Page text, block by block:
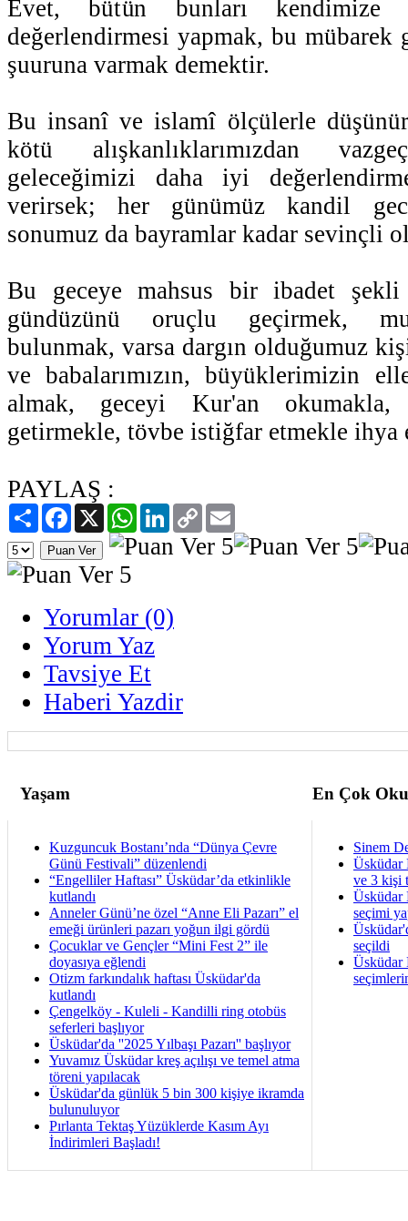
Evet, bütün bunları
değerlendirmesi yapmak, bu mübarek
şuuruna varmak demektir.
Bu insanî ve islamî ölçülerle
kötü alışkanlıklarımızdan
geleceğimizi daha iyi
verirsek; her günümüz kandil
sonumuz da bayramlar kadar sevinçli
Bu geceye mahsus bir ibadet şekli
gündüzünü oruçlu geçirmek,
bulunmak, varsa dargın olduğumuz
ve babalarımızın, büyüklerimizin
almak, geceyi Kur'an
getirmekle, tövbe istiğfar etmekle ihya
PAYLAŞ :
PaylaşFacebook
X WhatsAppLinkedIn
Copy
Link
Yorumlar (0)
Yorum Yaz
Tavsiye Et
Haberi Yazdir
Yaşam En Çok
Kuzguncuk Bostanı’nda “Dünya Çevre
Günü Festivali” düzenlendi
“Engelliler Haftası” Üsküdar’da etkinlikle
kutlandı
Anneler Günü’ne özel “Anne Eli Pazarı” el
emeği ürünleri pazarı yoğun ilgi gördü
Çocuklar ve Gençler “Mini Fest 2” ile
doyasıya eğlendi
Otizm farkındalık haftası Üsküdar'da
kutlandı
Çengelköy - Kuleli - Kandilli ring otobüs
seferleri başlıyor
Üsküdar'da ''2025 Yılbaşı Pazarı'' başlıyor
Yuvamız Üsküdar kreş açılışı ve temel atma
töreni yapılacak
Üsküdar'da günlük 5 bin 300 kişiye ikramda
bulunuluyor
Pırlanta Tektaş Yüzüklerde Kasım Ayı
İndirimleri Başladı!
Sinem
Üsküdar
ve 3 kişi
Üsküdar
seçimi
seçildi
Üsküdar